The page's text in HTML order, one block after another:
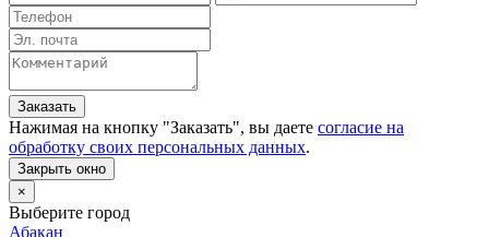
Заказать
Нажимая на кнопку "Заказать", вы даете согласие на
обработку своих персональных данных.
Закрыть окно
×
Выберите город
Абакан